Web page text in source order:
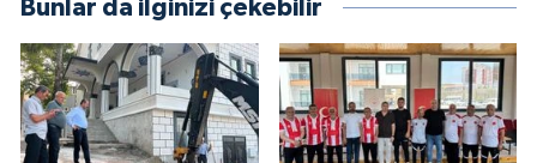
Bunlar da ilginizi çekebilir